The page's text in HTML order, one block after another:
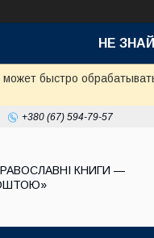
НЕ
быстро
+380 (67) 594-79-57
КНИГИ —